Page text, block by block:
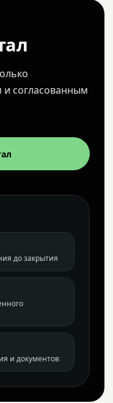
и согласованным
до закрытия
и документов